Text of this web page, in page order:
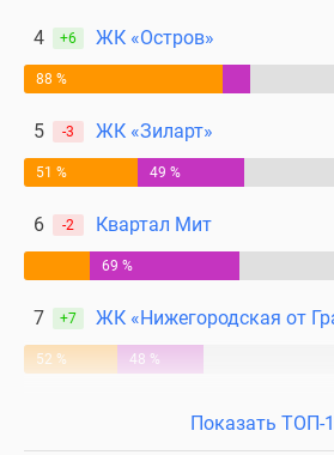
4 +6 ЖК «Остров»
88 %
5 -3 ЖК «Зиларт»
51 % 49 %
6 -2 Квартал Мит
69 %
7 +7 ЖК «Нижегородская от
52 % 48 %
Показать ТОП-